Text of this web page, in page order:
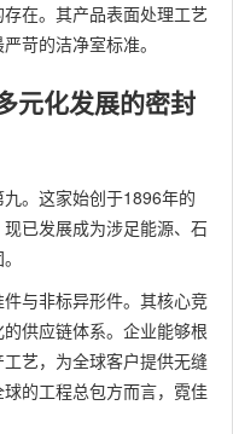
在。其产品表面处理工艺
苛的洁净室标准。
化发展的密封
。这家始创于1896年的
已发展成为涉足能源、石
与非标异形件。其核心竞
供应链体系。企业能够根
艺，为全球客户提供无缝
的工程总包方而言，霓佳